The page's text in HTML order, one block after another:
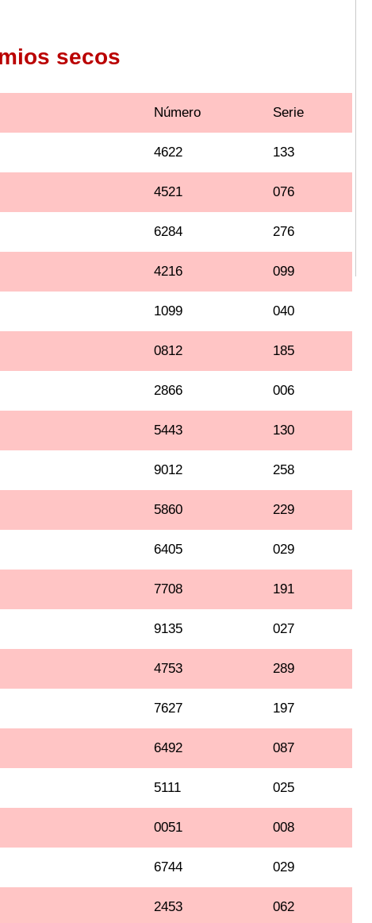
secos
Número Serie
4622 133
4521 076
6284 276
4216 099
1099 040
0812 185
2866 006
5443 130
9012 258
5860 229
6405 029
7708 191
9135 027
4753 289
7627 197
6492 087
5111 025
0051 008
6744 029
2453 062